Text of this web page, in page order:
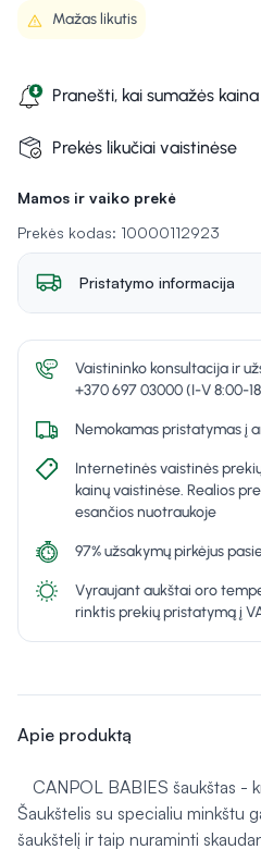
Mamos ir vaiko prekė
Prekės kodas: 10000112923
Mažas likutis
Pranešti, kai sumažės kaina
Prekės likučiai vaistinėse
Pristatymo informacija
Vaistininko konsultacija ir
+370 697 03000 (I-V 8:00-
Nemokamas pristatymas į
Internetinės vaistinės
kainų vaistinėse. Realios
esančios nuotraukoje
97% užsakymų pirkėjus
Vyraujant aukštai oro
rinktis prekių pristatymą į
Apie produktą
CANPOL BABIES šaukštas -
Šaukštelis su specialiu minkštu
šaukštelį ir taip nuraminti